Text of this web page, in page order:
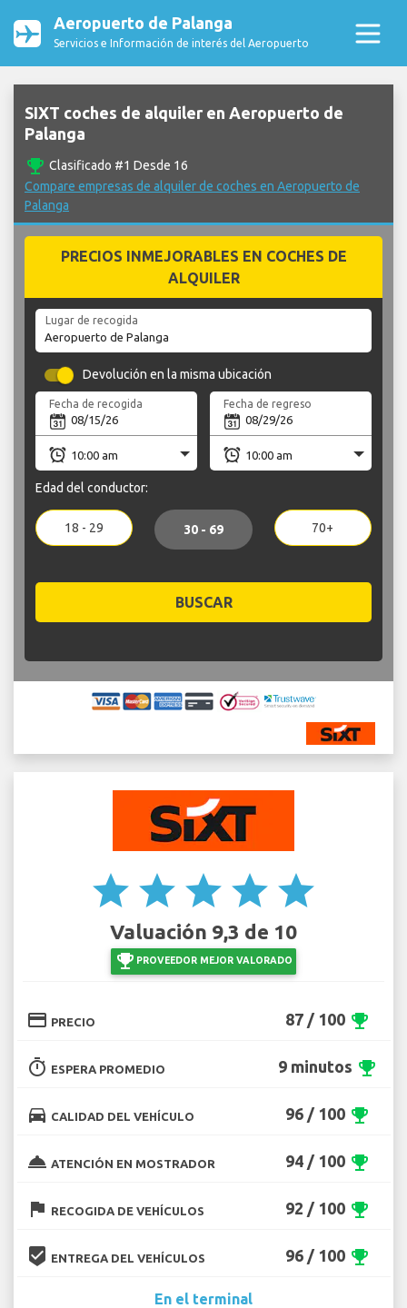
Aeropuerto de Palanga
Servicios e Información de interés del Aeropuerto
SIXT coches de alquiler en Aeropuerto de
Palanga
emoji_events Clasificado #1 Desde 16
Compare empresas de alquiler de coches en Aeropuerto de
Palanga
PRECIOS INMEJORABLES EN COCHES DE
ALQUILER
Lugar de recogida
Devolución en la misma ubicación
Fecha de recogida Fecha de regreso
Edad del conductor:
18 - 29 30 - 69 70+
BUSCAR
star star star star star
Valuación 9,3 de 10
emoji_events PROVEEDOR MEJOR VALORADO
credit_card PRECIO 87 / 100 emoji_events
timer ESPERA PROMEDIO 9 minutos emoji_events
directions_car CALIDAD DEL VEHÍCULO 96 / 100 emoji_events
room_service ATENCIÓN EN MOSTRADOR 94 / 100 emoji_events
flag RECOGIDA DE VEHÍCULOS 92 / 100 emoji_events
beenhere ENTREGA DEL VEHÍCULOS 96 / 100 emoji_events
En el terminal